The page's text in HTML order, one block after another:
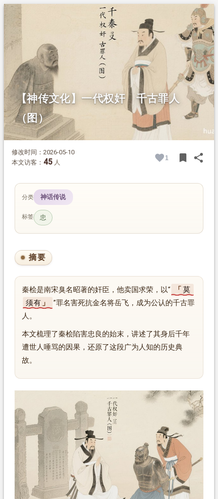
摘要
正文
被俘降金 回宋做内应
构陷忠良 十二道金牌催回
2.3. 罗织罪名 莫须有定案
2.4. 东窗密谋 风波亭冤杀
2.5.
恶贯满盈 身死遭报
2.6. 忠奸有别 遗臭万年
【神传文化】一代权奸 千古罪人
（图）
修改时间：2026-05-10
本文访客： 45 人
1 bookmark share
分类 神话传说
标签 忠
摘要
秦桧是南宋臭名昭著的奸臣，他卖国求荣，以“
莫
须有
”罪名害死抗金名将岳飞，成为公认的千古罪
人。
本文梳理了秦桧陷害忠良的始末，讲述了其身后千年
遭世人唾骂的因果，还原了这段广为人知的历史典
故。